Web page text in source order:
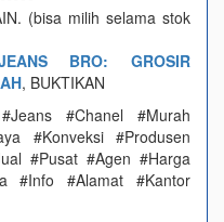
(bisa milih selama stok
BRO: GROSIR
, BUKTIKAN
#Chanel #Murah
#Konveksi #Produsen
#Pusat #Agen #Harga
#Info #Alamat #Kantor